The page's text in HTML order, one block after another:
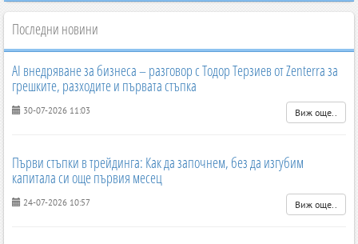
Последни новини
AI внедряване за бизнеса – разговор с Тодор Терзиев от Zenterra за
грешките, разходите и първата стъпка
30-07-2026 11:03 Виж още..
Първи стъпки в трейдинга: Как да започнем, без да изгубим
капитала си още първия месец
24-07-2026 10:57 Виж още..